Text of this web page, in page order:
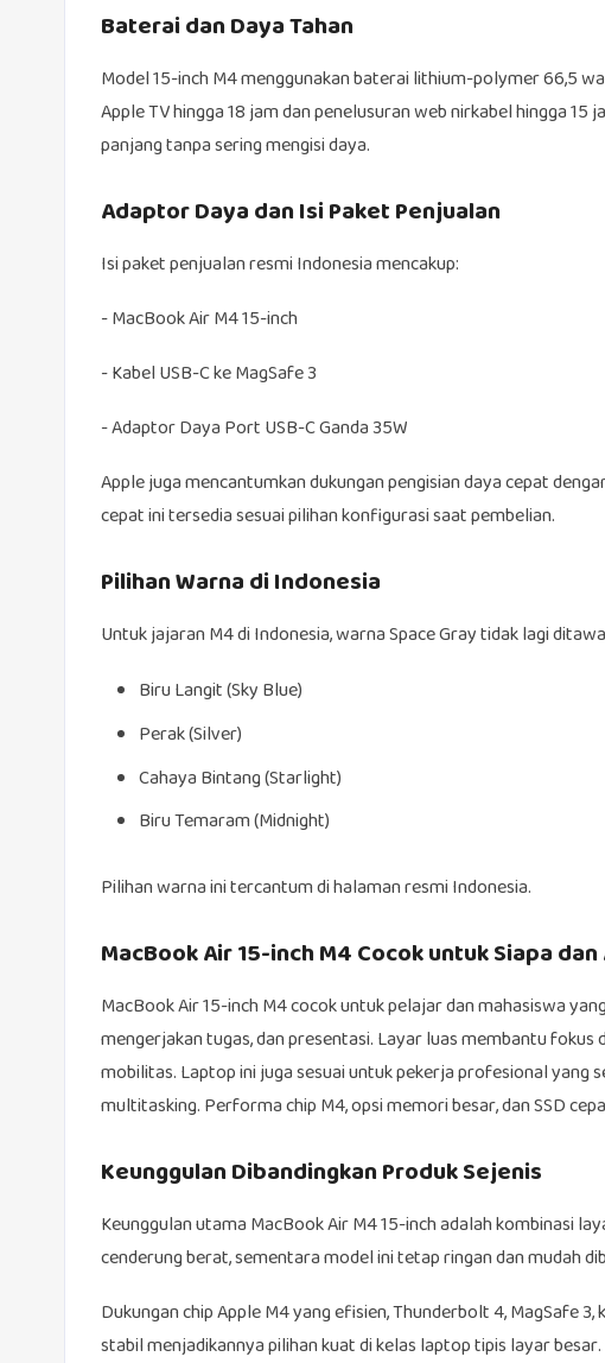
Baterai dan Daya Tahan
Model 15-inch M4 menggunakan baterai lithium-polymer 66,5
Apple TV hingga 18 jam dan penelusuran web nirkabel hingga
panjang tanpa sering mengisi daya.
Adaptor Daya dan Isi Paket Penjualan
Isi paket penjualan resmi Indonesia mencakup:
- MacBook Air M4 15-inch
- Kabel USB-C ke MagSafe 3
- Adaptor Daya Port USB-C Ganda 35W
Apple juga mencantumkan dukungan pengisian daya cepat
cepat ini tersedia sesuai pilihan konfigurasi saat pembelian.
Pilihan Warna di Indonesia
Untuk jajaran M4 di Indonesia, warna Space Gray tidak lagi
Biru Langit (Sky Blue)
Perak (Silver)
Cahaya Bintang (Starlight)
Biru Temaram (Midnight)
Pilihan warna ini tercantum di halaman resmi Indonesia.
MacBook Air 15-inch M4 Cocok untuk Siapa
MacBook Air 15-inch M4 cocok untuk pelajar dan mahasiswa
mengerjakan tugas, dan presentasi. Layar luas membantu
mobilitas. Laptop ini juga sesuai untuk pekerja profesional yang
multitasking. Performa chip M4, opsi memori besar, dan SSD
Keunggulan Dibandingkan Produk Sejenis
Keunggulan utama MacBook Air M4 15-inch adalah kombinasi
cenderung berat, sementara model ini tetap ringan dan mudah
Dukungan chip Apple M4 yang efisien, Thunderbolt 4, MagSafe
stabil menjadikannya pilihan kuat di kelas laptop tipis layar